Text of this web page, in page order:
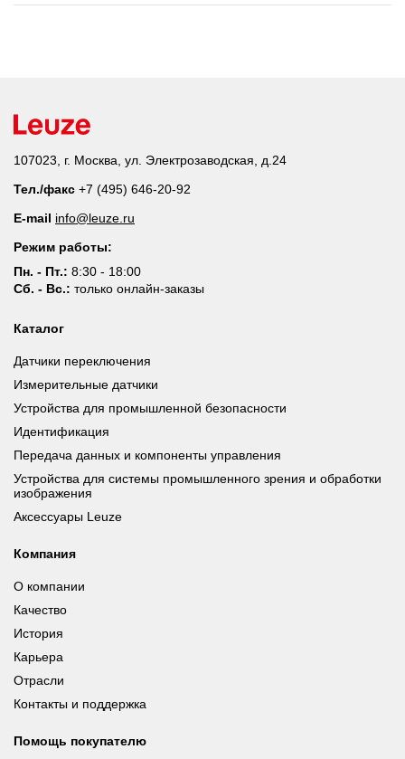
107023, г. Москва, ул. Электрозаводская, д.24
Тел./факс +7 (495) 646-20-92
E-mail info@leuze.ru
Режим работы:
Пн. - Пт.: 8:30 - 18:00
Сб. - Вс.: только онлайн-заказы
Каталог
Датчики переключения
Измерительные датчики
Устройства для промышленной безопасности
Идентификация
Передача данных и компоненты управления
Устройства для системы промышленного зрения и обработки
изображения
Аксессуары Leuze
Компания
О компании
Качество
История
Карьера
Отрасли
Контакты и поддержка
Помощь покупателю